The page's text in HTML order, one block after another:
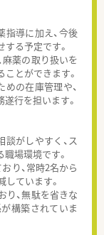
導に加え、今後
る予定です。
薬の取り扱いを
とができます。
の在庫管理や、
行を担います。
がしやすく、ス
場環境です。
り、常時2名から
ています。
、無駄を省きな
構築されていま